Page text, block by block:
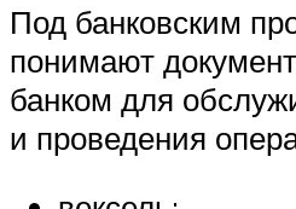
Под банковским
понимают
банком для
и проведения